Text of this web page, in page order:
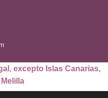
excepto Islas Canarias,